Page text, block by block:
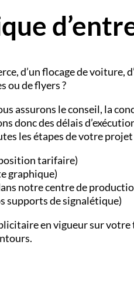
d’unflocage de voiture,
ou deflyers?
assurons le conseil, la
donc des délais
les étapes de votre projet
tarifaire)
graphique)
notre centre de
supports de signalétique)
en vigueur sur